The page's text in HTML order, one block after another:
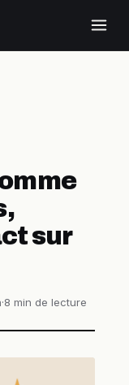
sur
·8 min de lecture